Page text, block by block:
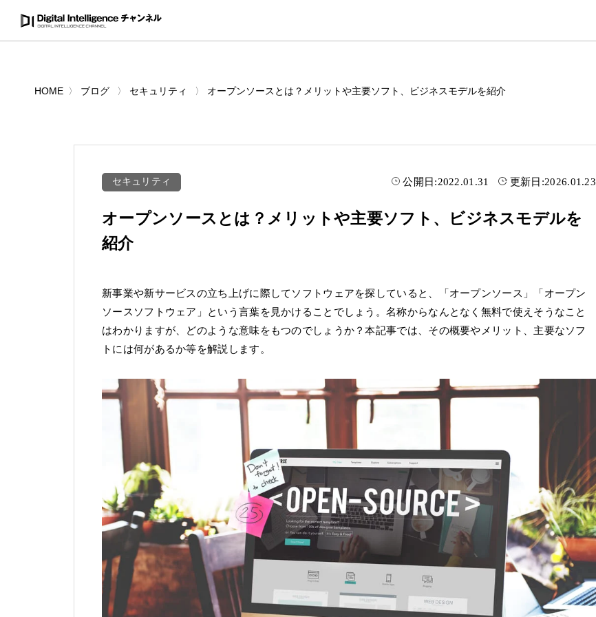
HOME ブログ セキュリティ オープンソースとは？メリットや主要ソフト、ビジネスモデルを紹介
セキュリティ 公開日:2022.01.31 更新日:2026.01.23
オープンソースとは？メリットや主要ソフト、ビジネスモデルを
紹介
新事業や新サービスの立ち上げに際してソフトウェアを探していると、「オープンソース」「オープン
ソースソフトウェア」という言葉を見かけることでしょう。名称からなんとなく無料で使えそうなこと
はわかりますが、どのような意味をもつのでしょうか？本記事では、その概要やメリット、主要なソフ
トには何があるか等を解説します。